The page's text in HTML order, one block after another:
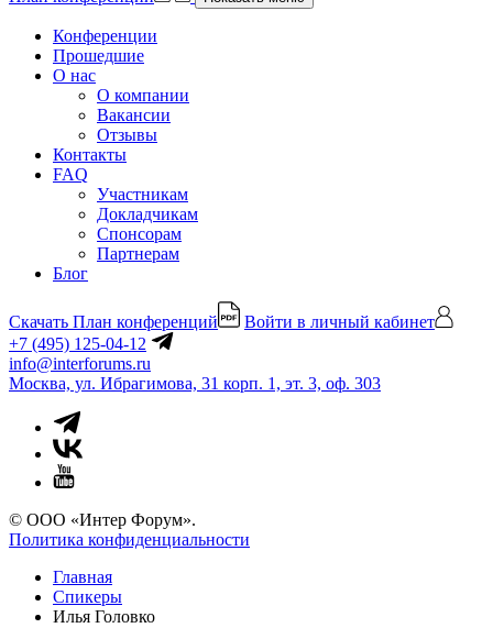
Конференции
Прошедшие
О нас
О компании
Вакансии
Отзывы
Контакты
FAQ
Участникам
Докладчикам
Спонсорам
Партнерам
Блог
Скачать План конференций
Войти в личный кабинет
+7 (495) 125-04-12
info@interforums.ru
Москва, ул. Ибрагимова, 31 корп. 1, эт. 3, оф. 303
© ООО «Интер Форум».
Политика конфиденциальности
Главная
Спикеры
Илья Головко